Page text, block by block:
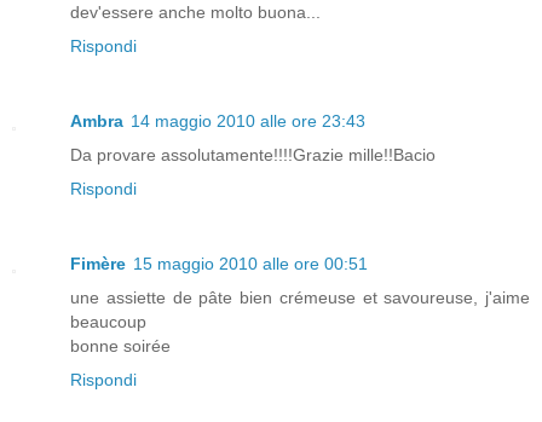
dev'essere anche molto buona...
Rispondi
Ambra 14 maggio 2010 alle ore 23:43
Da provare assolutamente!!!!Grazie mille!!Bacio
Rispondi
Fimère 15 maggio 2010 alle ore 00:51
une assiette de pâte bien crémeuse et savoureuse, j'aime
beaucoup
bonne soirée
Rispondi